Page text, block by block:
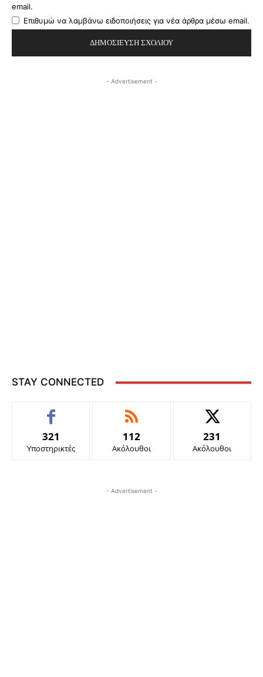
email.
Επιθυμώ να λαμβάνω ειδοποιήσεις για νέα άρθρα μέσω email.
- Advertisement -
STAY CONNECTED
321
Υποστηρικτές
112
Ακόλουθοι
231
Ακόλουθοι
- Advertisement -